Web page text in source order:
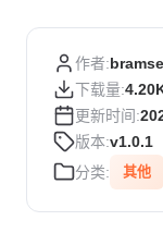
作者:
下载量:
更新时间:
版本:v1.0.1
分类:
其他